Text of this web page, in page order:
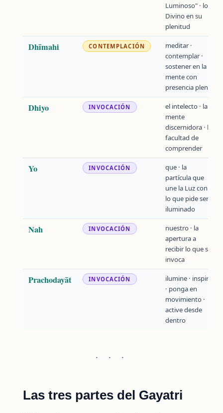
Luminoso" · lo
Divino en su
plenitud
Dhīmahi CONTEMPLACIÓN
meditar ·
contemplar ·
sostener en la
mente con
presencia plena
Dhiyo INVOCACIÓN
el intelecto · la
mente
discernidora · la
facultad de
comprender
Yo INVOCACIÓN
que · la
partícula que
une la Luz con
lo que pide ser
iluminado
Nah INVOCACIÓN
nuestro · la
apertura a
recibir lo que se
invoca
Prachodayāt INVOCACIÓN
ilumine · inspire
· ponga en
movimiento ·
active desde
dentro
· · ·
Las tres partes del Gayatri